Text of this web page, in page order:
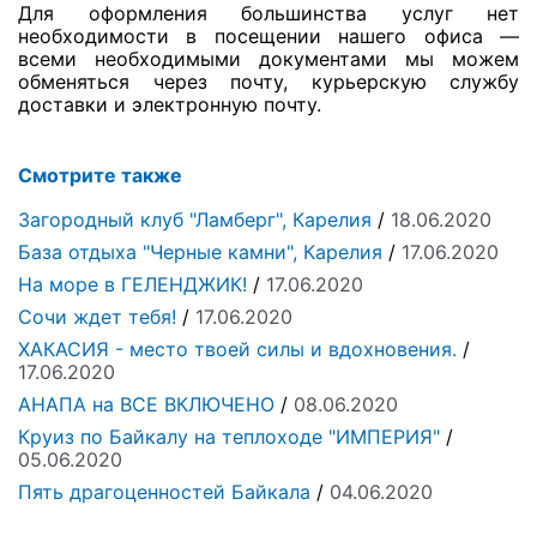
Для оформления большинства услуг нет
необходимости в посещении нашего офиса —
всеми необходимыми документами мы можем
обменяться через почту, курьерскую службу
доставки и электронную почту.
Смотрите также
Загородный клуб "Ламберг", Карелия / 18.06.2020
База отдыха "Черные камни", Карелия / 17.06.2020
На море в ГЕЛЕНДЖИК! / 17.06.2020
Сочи ждет тебя! / 17.06.2020
ХАКАСИЯ - место твоей силы и вдохновения. /
17.06.2020
АНАПА на ВСЕ ВКЛЮЧЕНО / 08.06.2020
Круиз по Байкалу на теплоходе "ИМПЕРИЯ" /
05.06.2020
Пять драгоценностей Байкала / 04.06.2020